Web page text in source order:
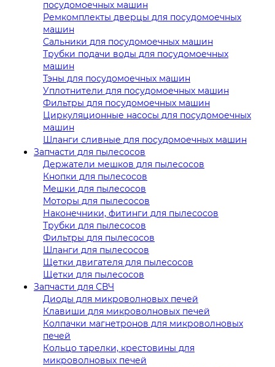
посудомоечных машин
Ремкомплекты дверцы для посудомоечных
машин
Сальники для посудомоечных машин
Трубки подачи воды для посудомоечных
машин
Тэны для посудомоечных машин
Уплотнители для посудомоечных машин
Фильтры для посудомоечных машин
Циркуляционные насосы для посудомоечных
машин
Шланги сливные для посудомоечных машин
Запчасти для пылесосов
Держатели мешков для пылесосов
Кнопки для пылесосов
Мешки для пылесосов
Моторы для пылесосов
Наконечники, фитинги для пылесосов
Трубки для пылесосов
Фильтры для пылесосов
Шланги для пылесосов
Щетки двигателя для пылесосов
Щетки для пылесосов
Запчасти для СВЧ
Диоды для микроволновых печей
Клавиши для микроволновых печей
Колпачки магнетронов для микроволновых
печей
Кольцо тарелки, крестовины для
микроволновых печей